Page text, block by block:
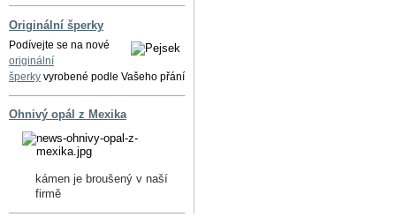
Originální šperky
Podívejte se na nové
originální
šperky vyrobené podle Vašeho přání
Ohnivý opál z Mexika
kámen je broušený v naší
firmě